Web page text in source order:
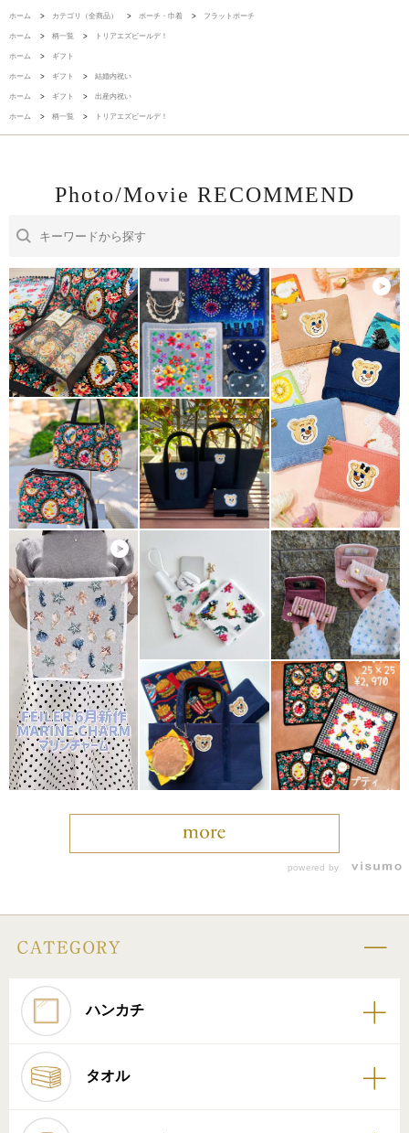
ホーム > カテゴリ（全商品） > ポーチ・巾着 > フラットポーチ
ホーム > 柄一覧 > トリアエズビールデ！
ホーム > ギフト
ホーム > ギフト > 結婚内祝い
ホーム > ギフト > 出産内祝い
ホーム > 柄一覧 > トリアエズビールデ！
Photo/Movie RECOMMEND
powered by
ハンカチ
タオル